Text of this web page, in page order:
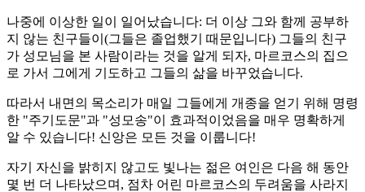
나중에 이상한 일이 일어났습니다: 더 이상 그와 함께 공부하
지 않는 친구들이(그들은 졸업했기 때문입니다) 그들의 친구
가 성모님을 본 사람이라는 것을 알게 되자, 마르코스의 집으
로 가서 그에게 기도하고 그들의 삶을 바꾸었습니다.
따라서 내면의 목소리가 매일 그들에게 개종을 얻기 위해 명령
한 "주기도문"과 "성모송"이 효과적이었음을 매우 명확하게
알 수 있습니다! 신앙은 모든 것을 이룹니다!
자기 자신을 밝히지 않고도 빛나는 젊은 여인은 다음 해 동안
몇 번 더 나타났으며, 점차 어린 마르코스의 두려움을 사라지